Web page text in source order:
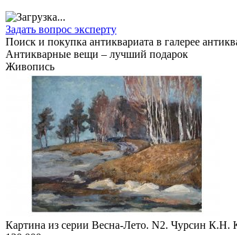
Задать вопрос эксперту
Поиск и покупка антиквариата в галерее
Антикварные вещи – лучший подарок
Живопись
Картина из серии Весна-Лето. N2. Чурсин К.Н.